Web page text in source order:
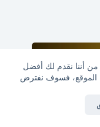
من أننا نقدم لك أفضل
الموقع، فسوف نفترض